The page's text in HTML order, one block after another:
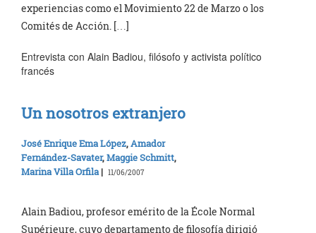
experiencias como el Movimiento 22 de Marzo o los
Comités de Acción. […]
Entrevista con Alain Badiou, filósofo y activista político
francés
Un nosotros extranjero
José Enrique Ema López,Amador
Fernández-Savater,Maggie Schmitt,
Marina Villa Orfila| 11/06/2007
Alain Badiou, profesor emérito de la École Normal
Supérieure, cuyo departamento de filosofía dirigió